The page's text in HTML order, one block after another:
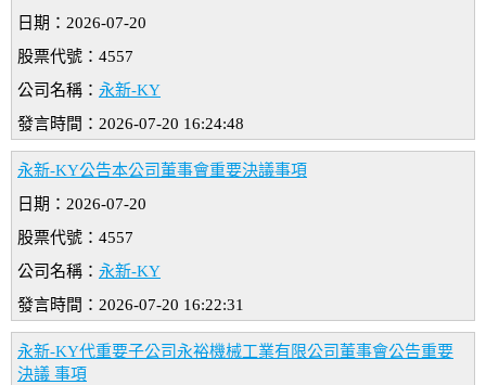
日期：2026-07-20
股票代號：4557
公司名稱： 永新-KY
發言時間：2026-07-20 16:24:48
永新-KY公告本公司董事會重要決議事項
日期：2026-07-20
股票代號：4557
公司名稱： 永新-KY
發言時間：2026-07-20 16:22:31
永新-KY代重要子公司永裕機械工業有限公司董事會公告重要
決議 事項